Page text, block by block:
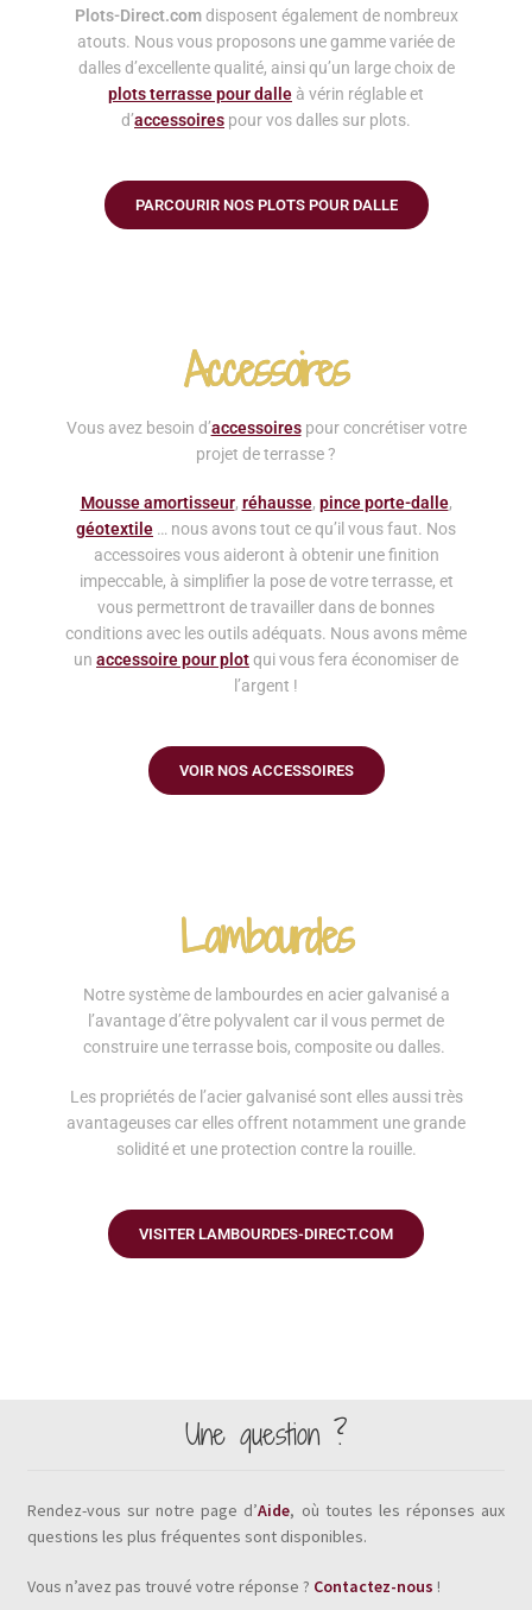
Plots-Direct.comdisposent également de nombreux
atouts. Nous vous proposons une gamme variée de
dalles d’excellente qualité, ainsi qu’un large choix de
plots terrasse pour dalle à vérin réglable et
d’accessoires pour vos dalles sur plots.
PARCOURIR NOS PLOTS POUR DALLE
Accessoires
Vous avez besoin d’accessoirespour concrétiser votre
projet de terrasse ?
Mousse amortisseur, réhausse, pince porte-dalle,
géotextile … nous avons tout ce qu’il vous faut. Nos
accessoires vous aideront à obtenir une finition
impeccable, à simplifier la pose de votre terrasse, et
vous permettront de travailler dans de bonnes
conditions avec les outils adéquats. Nous avons même
un accessoire pour plotqui vous fera économiser de
l’argent !
VOIR NOS ACCESSOIRES
Lambourdes
Notre système de lambourdes en acier galvanisé a
l’avantage d’être polyvalent car il vous permet de
construire une terrasse bois, composite ou dalles.
Les propriétés de l’acier galvanisé sont elles aussi très
avantageuses car elles offrent notamment une grande
solidité et une protection contre la rouille.
VISITER LAMBOURDES-DIRECT.COM
Une question ?
Rendez-vous sur notre page d’Aide, où toutes les réponses aux
questions les plus fréquentes sont disponibles.
Vous n’avez pas trouvé votre réponse ? Contactez-nous !